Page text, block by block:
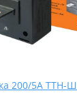
200/5А ТТН-Ш